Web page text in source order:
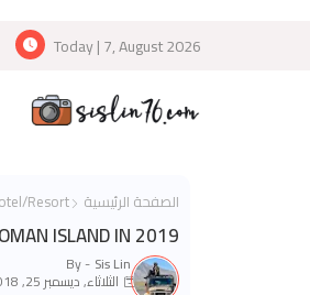
Today | 7, August 2026
الصفحة الرئيسية Resort
ISLAND IN 2019
By - Sis Lin
الثلاثاء, ديسمبر 25, 2018